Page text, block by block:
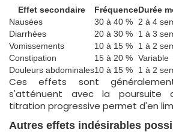
Effet secondaire FréquenceDurée
Nausées
30 à 40 %
2 à 4
Diarrhées
20 à 30 %
1 à 3
Vomissements
10 à 15 %
1 à 2
Constipation
15 à 20 % Variable
Douleurs abdominales10 à 15 % 1 à 2
Ces effets sont
s'atténuent avec la poursuite
titration progressive permet d'en
Autres effets indésirables